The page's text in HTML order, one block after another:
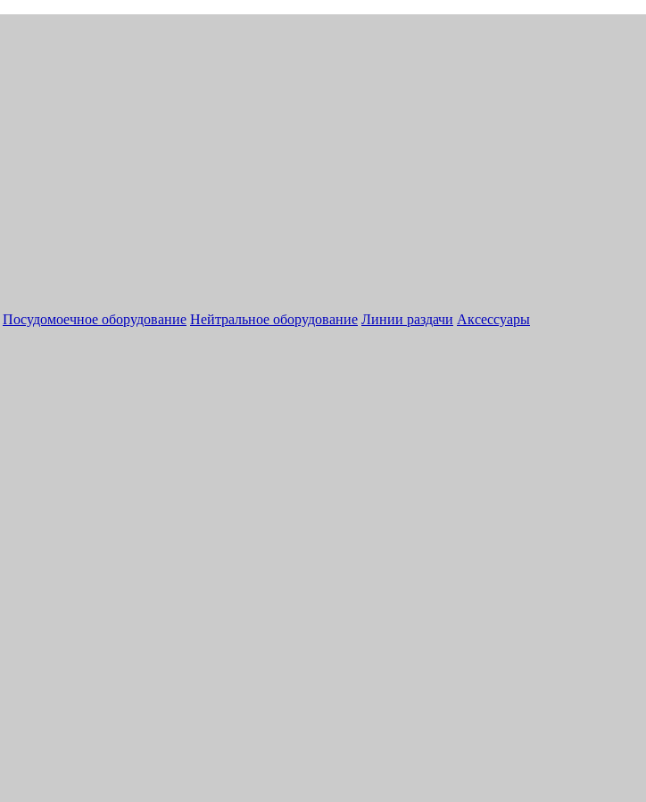
Посудомоечное оборудование Нейтральное оборудование Линии раздачи Аксессуары